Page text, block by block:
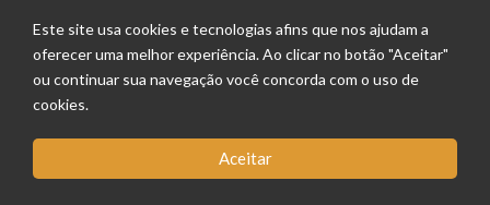
Este site usa cookies e tecnologias afins que nos ajudam a
oferecer uma melhor experiência. Ao clicar no botão "Aceitar"
ou continuar sua navegação você concorda com o uso de
cookies.
Aceitar